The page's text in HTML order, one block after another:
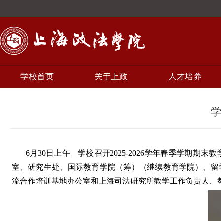
学校首页 关于上政 人才培养
6月30日上午，学校召开2025-2026学年春季学期期末
室、研究生处、国际教育学院（筹）（继续教育学院）、
流合作培训基地办公室和上海司法研究所教学工作负责人